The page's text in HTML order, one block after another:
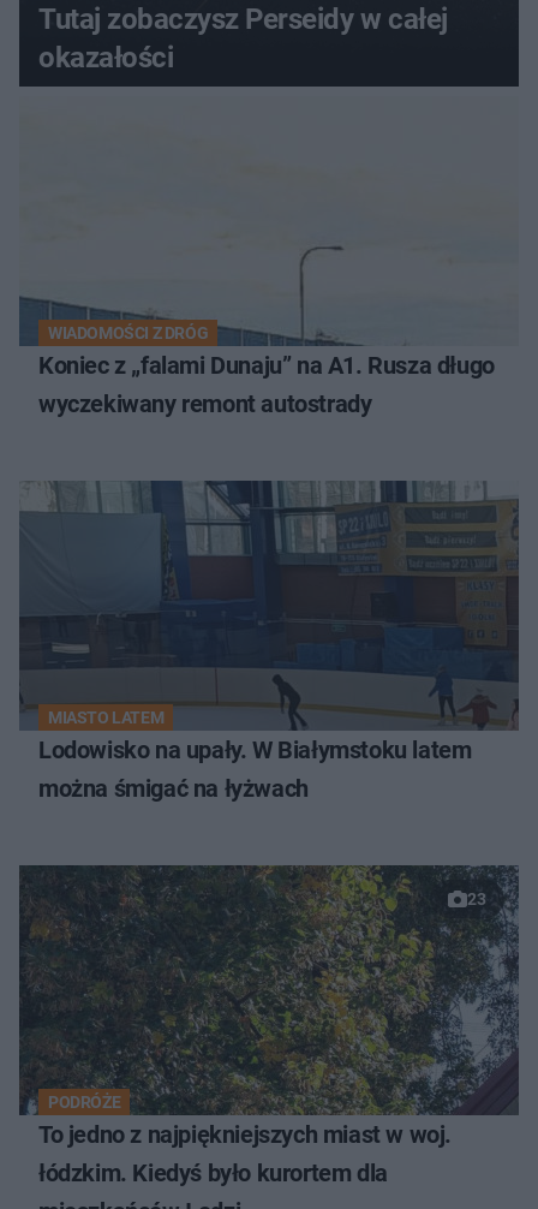
Tutaj zobaczysz Perseidy w całej
okazałości
WIADOMOŚCI Z DRÓG
Koniec z „falami Dunaju” na A1. Rusza długo
wyczekiwany remont autostrady
MIASTO LATEM
Lodowisko na upały. W Białymstoku latem
można śmigać na łyżwach
23
PODRÓŻE
To jedno z najpiękniejszych miast w woj.
łódzkim. Kiedyś było kurortem dla